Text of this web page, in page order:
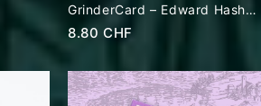
out of 5
GrinderCard – Edward Hash
Exclusive Design 2022
8.80 CHF